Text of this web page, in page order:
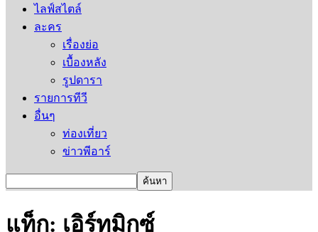
ไลฟ์สไตล์
ละคร
เรื่องย่อ
เบื้องหลัง
รูปดารา
รายการทีวี
อื่นๆ
ท่องเที่ยว
ข่าวพีอาร์
แท็ก: เอิร์ทมิกซ์